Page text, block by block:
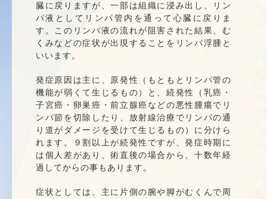
臓に戻りますが、一部は組織に浸み出し、リン
パ液としてリンパ管内を通って心臓に戻りま
す。このリンパ液の流れが阻害された結果、む
くみなどの症状が出現することをリンパ浮腫と
いいます。
発症原因は主に、原発性（もともとリンパ管の
機能が弱くて生じるもの）と、続発性（乳癌・
子宮癌・卵巣癌・前立腺癌などの悪性腫瘍でリ
ンパ節を切除したり、放射線治療でリンパの通
り道がダメージを受けて生じるもの）に分けら
れます。９割以上が続発性ですが、発症時期に
は個人差があり、術直後の場合から、十数年経
過してからの事もあります。
症状としては、主に片側の腕や脚がむくんで周